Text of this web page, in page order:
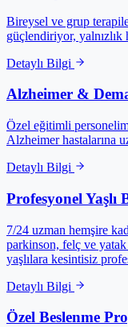
Bireysel ve grup
güçlendiriyor, yalnızlık
Detaylı Bilgi
Alzheimer &
Özel eğitimli
Alzheimer hastalarına
Detaylı Bilgi
Profesyonel Yaşlı
7/24 uzman hemşire
parkinson, felç ve
yaşlılara kesintisiz
Detaylı Bilgi
Özel Beslenme